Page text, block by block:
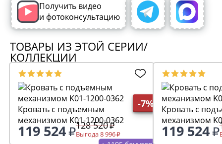
Получить видео
и фотоконсультацию
ТОВАРЫ ИЗ ЭТОЙ СЕРИИ/
КОЛЛЕКЦИИ
-7%
Кровать с подъемным
механизмом K01-1200-0362
119 524 128 520
Выгода 8 996
Кровать с
механизмом
119 524